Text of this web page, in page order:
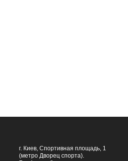
г. Киев, Спортивная площадь, 1
(метро Дворец спорта).